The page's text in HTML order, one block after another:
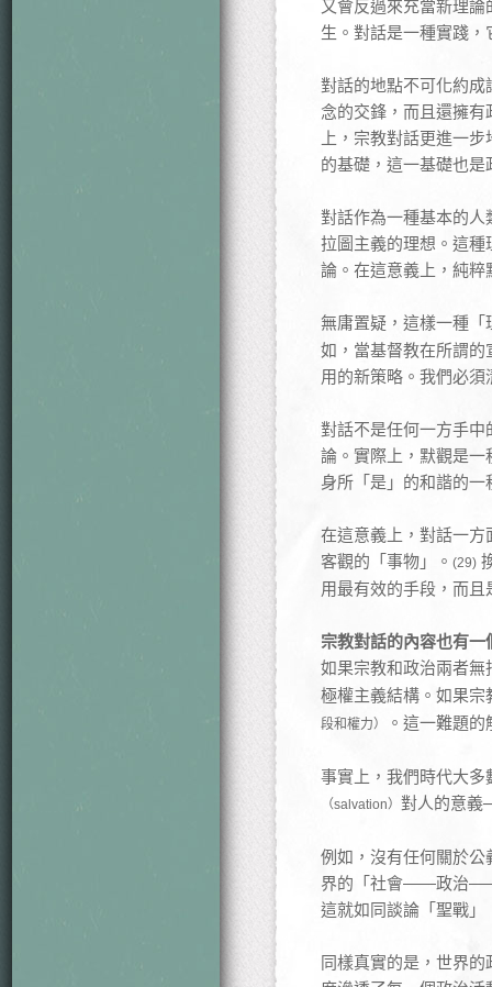
又會反過來充當新理
生。對話是一種實踐
對話的地點不可化約
念的交鋒，而且還擁
上，宗教對話更進一
的基礎，這一基礎也是
對話作為一種基本的
拉圖主義的理想。這
論。在這意義上，純
無庸置疑，這樣一種
如，當基督教在所謂
用的新策略。我們必
對話不是任何一方手
論。實際上，默觀是
身所「是」的和諧的一
在這意義上，對話一
客觀的「事物」。 (29)
用最有效的手段，而
宗教對話的內容也有一
如果宗教和政治兩者
極權主義結構。如果
段和權力） 。這一難題
事實上，我們時代大
（salvation） 對人的意義
例如，沒有任何關於
界的「社會——政治——
這就如同談論「聖戰」
同樣真實的是，世界